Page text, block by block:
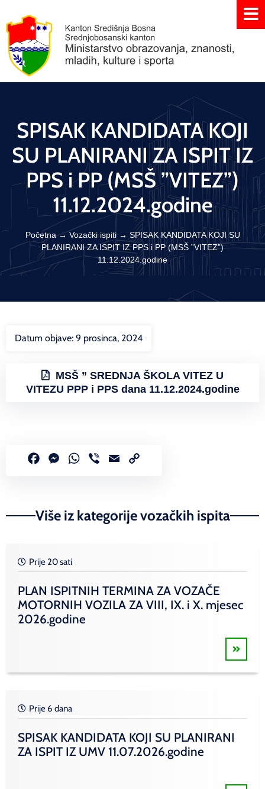
SPISAK KANDIDATA KOJI
SU PLANIRANI ZA ISPIT IZ
PPS i PP (MSŠ ”VITEZ”)
11.12.2024.godine
Početna→Vozački ispiti→ SPISAK KANDIDATA KOJI SU
PLANIRANI ZA ISPIT IZ PPS i PP (MSŠ ”VITEZ”)
11.12.2024.godine
Datum objave: 9 prosinca, 2024
MSŠ ” SREDNJA ŠKOLA VITEZ U
VITEZU PPP i PPS dana 11.12.2024.godine
FacebookMessenger
WhatsApp
Viber Email
Više iz kategorije vozačkih ispita
Prije 20 sati
PLAN ISPITNIH TERMINA ZA VOZAČE
MOTORNIH VOZILA ZA VIII, IX. i X. mjesec
2026.godine
Prije 6 dana
SPISAK KANDIDATA KOJI SU PLANIRANI
ZA ISPIT IZ UMV 11.07.2026.godine